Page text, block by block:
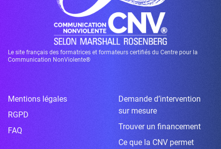
Le site français des formatrices et formateurs certifiés du Centre pour la
Communication NonViolente®
Mentions légales
RGPD
FAQ
Demande d’intervention
sur mesure
Trouver un financement
Ce que la CNV permet